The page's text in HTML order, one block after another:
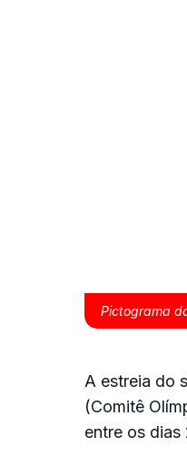
Pictograma
A estreia do
(Comitê
entre os